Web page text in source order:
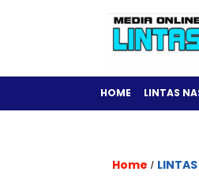
HOME LINTAS
Home /